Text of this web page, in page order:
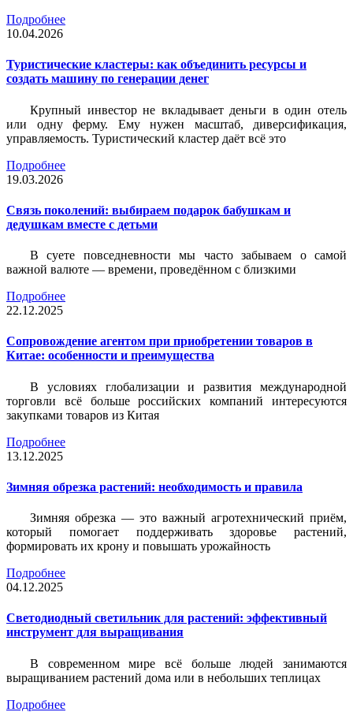
Подробнее
10.04.2026
Туристические кластеры: как объединить ресурсы и
создать машину по генерации денег
Крупный инвестор не вкладывает деньги в один отель
или одну ферму. Ему нужен масштаб, диверсификация,
управляемость. Туристический кластер даёт всё это
Подробнее
19.03.2026
Связь поколений: выбираем подарок бабушкам и
дедушкам вместе с детьми
В суете повседневности мы часто забываем о самой
важной валюте — времени, проведённом с близкими
Подробнее
22.12.2025
Сопровождение агентом при приобретении товаров в
Китае: особенности и преимущества
В условиях глобализации и развития международной
торговли всё больше российских компаний интересуются
закупками товаров из Китая
Подробнее
13.12.2025
Зимняя обрезка растений: необходимость и правила
Зимняя обрезка — это важный агротехнический приём,
который помогает поддерживать здоровье растений,
формировать их крону и повышать урожайность
Подробнее
04.12.2025
Светодиодный светильник для растений: эффективный
инструмент для выращивания
В современном мире всё больше людей занимаются
выращиванием растений дома или в небольших теплицах
Подробнее